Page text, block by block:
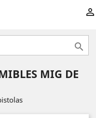


MIG DE